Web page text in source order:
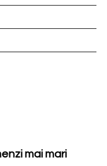
mai mari